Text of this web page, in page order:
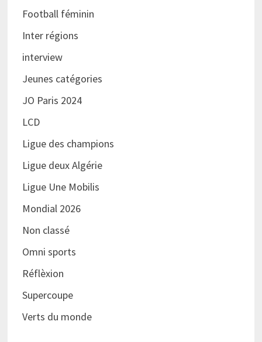
Football féminin
Inter régions
interview
Jeunes catégories
JO Paris 2024
LCD
Ligue des champions
Ligue deux Algérie
Ligue Une Mobilis
Mondial 2026
Non classé
Omni sports
Réflèxion
Supercoupe
Verts du monde